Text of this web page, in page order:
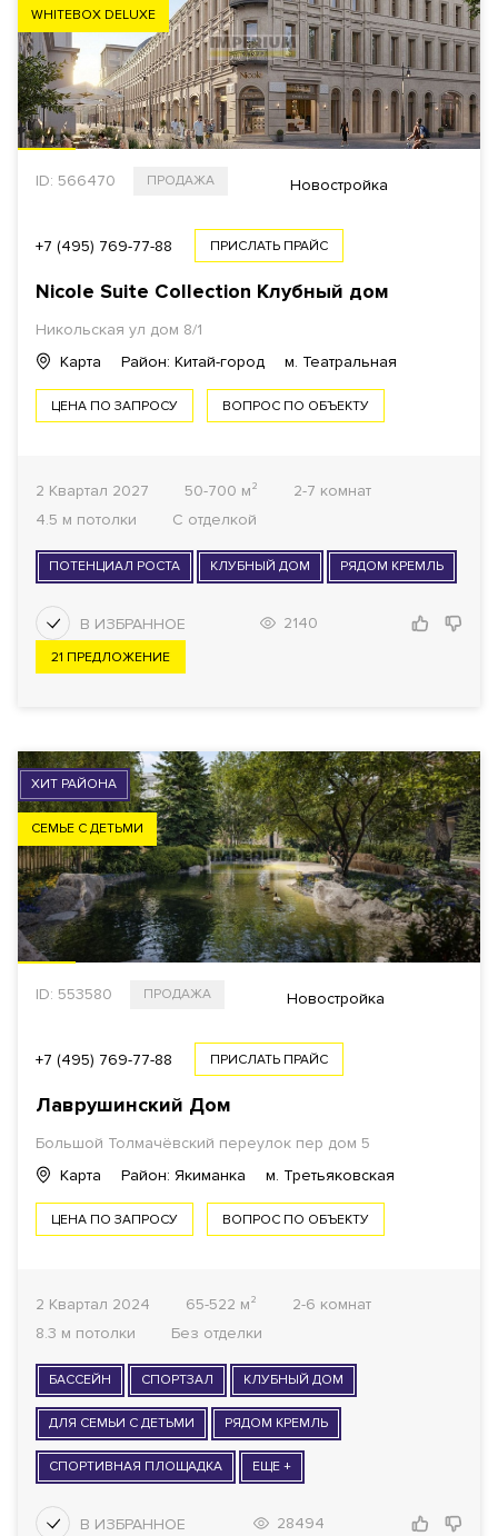
WHITEBOX DELUXE
ID: 566470 ПРОДАЖА Новостройка
+7 (495) 769-77-88 ПРИСЛАТЬ ПРАЙС
Nicole Suite Collection Клубный дом
Никольская ул дом 8/1
Карта
Район: Китай-город м. Театральная
ЦЕНА ПО ЗАПРОСУ ВОПРОС ПО ОБЪЕКТУ
2 Квартал 2027 50-700 м²
2-7 комнат
4.5 м потолки
С отделкой
ПОТЕНЦИАЛ РОСТА КЛУБНЫЙ ДОМ РЯДОМ КРЕМЛЬ
2140
21 ПРЕДЛОЖЕНИЕ
ХИТ РАЙОНА
СЕМЬЕ С ДЕТЬМИ
ID: 553580 ПРОДАЖА Новостройка
+7 (495) 769-77-88 ПРИСЛАТЬ ПРАЙС
Лаврушинский Дом
Большой Толмачёвский переулок пер дом 5
Карта
Район: Якиманка м. Третьяковская
ЦЕНА ПО ЗАПРОСУ ВОПРОС ПО ОБЪЕКТУ
2 Квартал 2024 65-522 м²
2-6 комнат
8.3 м потолки
Без отделки
БАССЕЙН СПОРТЗАЛ КЛУБНЫЙ ДОМ
ДЛЯ СЕМЬИ С ДЕТЬМИ РЯДОМ КРЕМЛЬ
СПОРТИВНАЯ ПЛОЩАДКА ЕЩЕ +
28494